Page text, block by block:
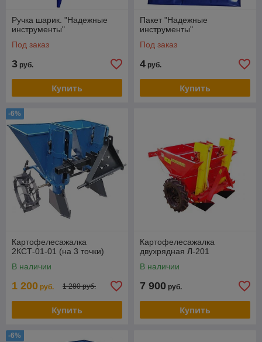
Ручка шарик. "Надежные
инструменты"
Под заказ
3 руб.
Купить
Пакет "Надежные
инструменты"
Под заказ
4 руб.
Купить
-6%
Картофелесажалка
2КСТ-01-01 (на 3 точки)
В наличии
1 200 руб. 1 280 руб.
Купить
Картофелесажалка
двухрядная Л-201
В наличии
7 900 руб.
Купить
-6%